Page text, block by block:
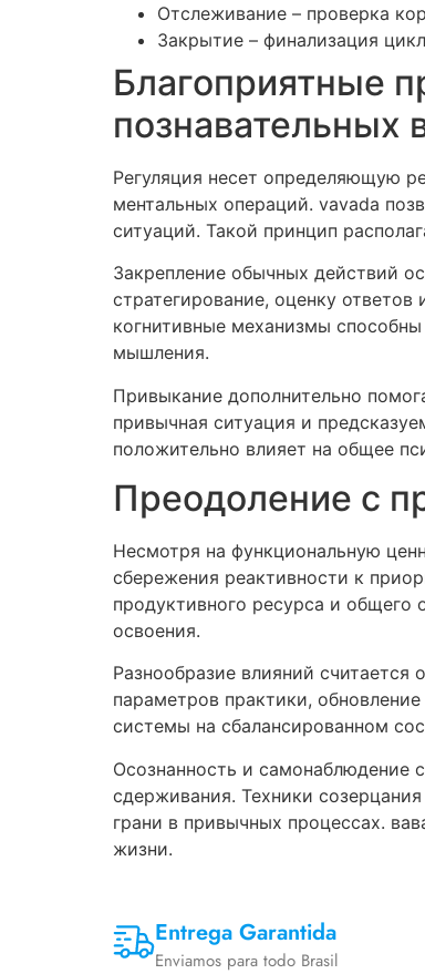
Отслеживание – проверка
Закрытие – финализация
Благоприятные
познавательных
Регуляция несет определяющую
ментальных операций. vavada
ситуаций. Такой принцип
Закрепление обычных действий
стратегирование, оценку
когнитивные механизмы
мышления.
Привыкание дополнительно
привычная ситуация и
положительно влияет на общее
Преодоление с
Несмотря на функциональную
сбережения реактивности к
продуктивного ресурса и
освоения.
Разнообразие влияний
параметров практики,
системы на сбалансированном
Осознанность и самонаблюдение
сдерживания. Техники
грани в привычных процессах.
жизни.
Entrega Garantida
Enviamos para todo Brasil